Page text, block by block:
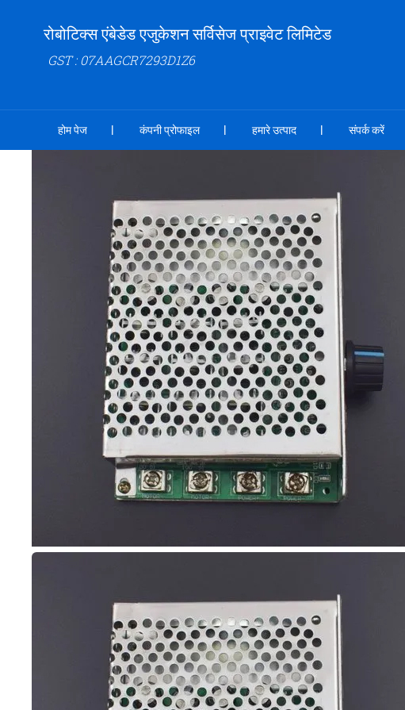
रोबोटिक्स एंबेडेड एजुकेशन सर्विसेज प्राइवेट लिमिटेड
GST : 07AAGCR7293D1Z6
होम पेज कंपनी प्रोफाइल हमारे उत्पाद संपर्क करें